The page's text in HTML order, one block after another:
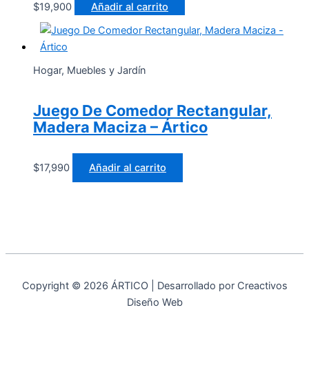
$19,900 Añadir al carrito
Hogar, Muebles y Jardín
Juego De Comedor Rectangular,
Madera Maciza – Ártico
$17,990 Añadir al carrito
Copyright © 2026 ÁRTICO | Desarrollado por Creactivos
Diseño Web